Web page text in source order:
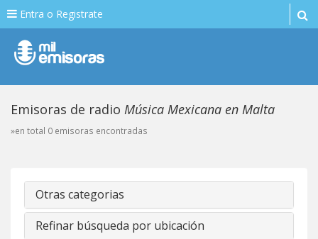
Entra o Registrate
Emisoras de radio Música Mexicana en Malta
»en total 0 emisoras encontradas
Otras categorias
Refinar búsqueda por ubicación